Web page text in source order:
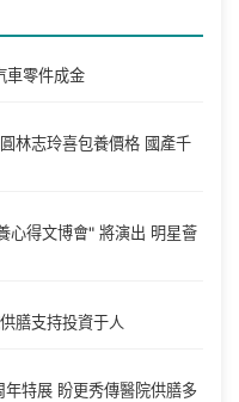
車零件成金
林志玲喜包養價格 國產千
心得文博會" 將演出 明星薈
膳支持投資于人
特展 盼更秀傳醫院供膳多